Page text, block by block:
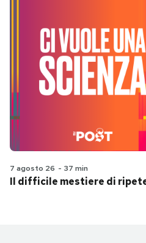
7 agosto 26 - 37 min
Il difficile mestiere di